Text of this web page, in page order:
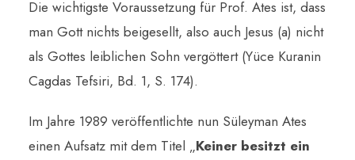
Die wichtigste Voraussetzung für Prof. Ates ist, dass
man Gott nichts beigesellt, also auch Jesus (a) nicht
als Gottes leiblichen Sohn vergöttert (Yüce Kuranin
Cagdas Tefsiri, Bd. 1, S. 174).
Im Jahre 1989 veröffentlichte nun Süleyman Ates
einen Aufsatz mit dem Titel „Keiner besitzt ein